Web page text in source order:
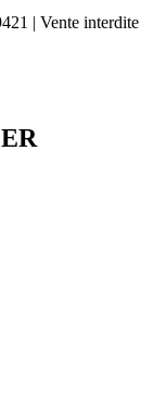
| Vente interdite